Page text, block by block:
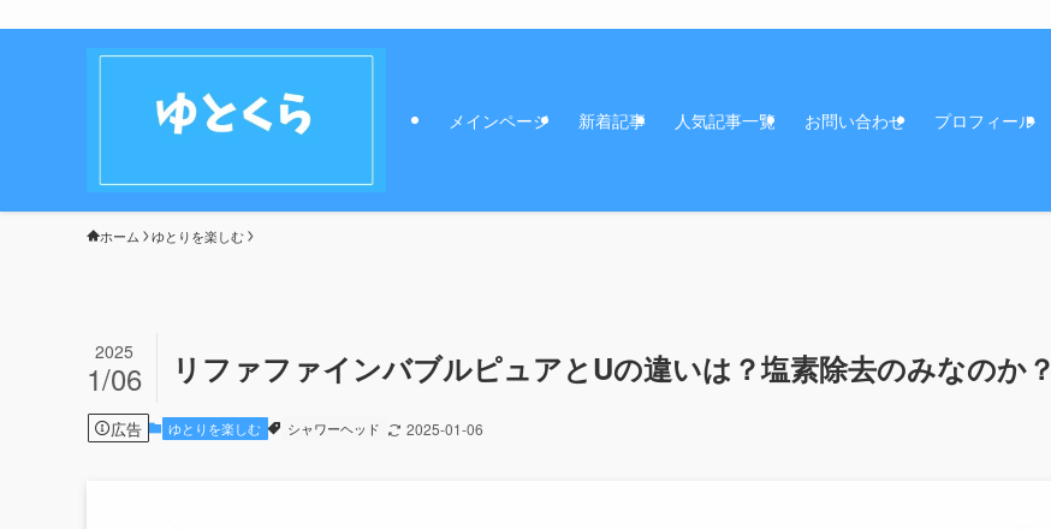
メインページ 新着記事 人気記事一覧 お問い合わせ プロフィール
ホーム ゆとりを楽しむ
リファファインバブルピュアとUの違いは？塩素除去のみなのか？
2025
1/06
広告 ゆとりを楽しむ シャワーヘッド 2025-01-06